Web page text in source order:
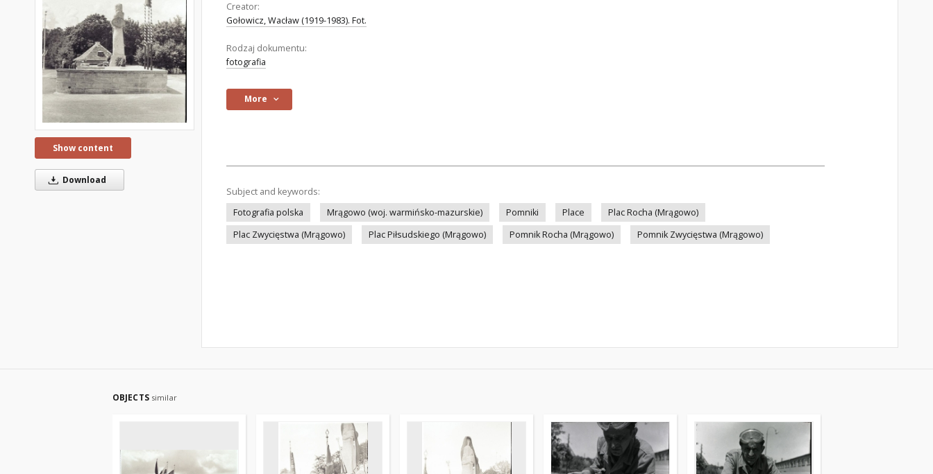
Show content
Download
Creator:
Gołowicz, Wacław (1919-1983). Fot.
Rodzaj dokumentu:
fotografia
More
Subject and keywords:
Fotografia polska
Mrągowo (woj. warmińsko-mazurskie) Pomniki Place
Plac Rocha (Mrągowo)
Plac Zwycięstwa (Mrągowo)
Plac Piłsudskiego (Mrągowo) Pomnik Rocha (Mrągowo) Pomnik Zwycięstwa (Mrągowo)
OBJECTS similar